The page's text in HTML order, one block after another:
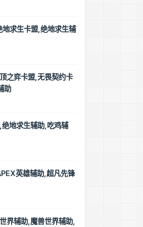
求生卡盟,绝地求生辅
之弈卡盟,无畏契约卡
助
地求生辅助,吃鸡辅
英雄辅助,超凡先锋
界辅助,魔兽世界辅助,